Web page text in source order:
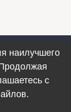
наилучшего
с